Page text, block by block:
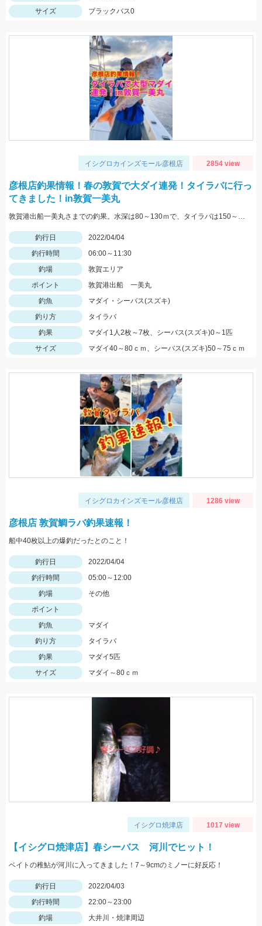
サイズ
ブラックバス0
イシグロカインズモール彦根店 2854 view
彦根店釣果情報！春の敦賀で大ダイ連発！タイラバに行っ
てきました！in敦賀一美丸
敦賀港出船一美丸さまでの釣果。水深は80～130ｍで、タイラバは150～230ｇまで使用。風や潮の流れによって必要な重さが変わってくるので、80～250ｇまで広く揃えるのがオススメです。
釣行日
2022/04/04
釣行時間
06:00～11:30
釣場
敦賀エリア
ポイント
敦賀港出船 一美丸
釣魚
マダイ・シーバス(スズキ)
釣り方
タイラバ
釣果
マダイ1人2枚～7枚、シーバス(スズキ)0～1匹
サイズ
マダイ40～80ｃｍ、シーバス(スズキ)50～75ｃｍ
イシグロカインズモール彦根店 1286 view
彦根店 敦賀鯛ラバ釣果速報！
船中40枚以上の爆釣だったとのこと！
釣行日
2022/04/04
釣行時間
05:00～12:00
釣場
その他
ポイント
釣魚
マダイ
釣り方
タイラバ
釣果
マダイ5匹
サイズ
マダイ～80ｃｍ
イシグロ焼津店 1017 view
【イシグロ焼津店】春シーバス 河川でヒット！
ベイトの稚鮎が河川に入ってきました！7～9cmのミノーに好反応！
釣行日
2022/04/03
釣行時間
22:00～23:00
釣場
大井川・焼津周辺